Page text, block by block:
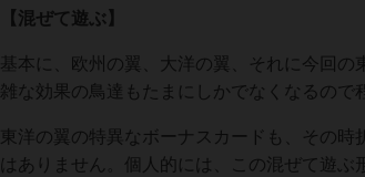
【混ぜて遊ぶ】
基本に、欧州の翼、大洋の翼、それに今回
雑な効果の鳥達もたまにしかでなくなるので
東洋の翼の特異なボーナスカードも、その
はありません。個人的には、この混ぜて遊ぶ